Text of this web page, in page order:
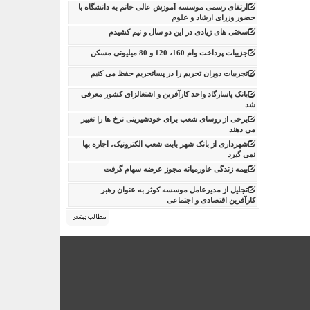
ارتقای رسمی موسسه آموزش عالی خاتم به دانشگاه با
حضور وزرای ارشاد و علوم
سختی های زیادی در این دو سال و نیم کشیدم
جزییات پرداخت وام 160، 120 و 80 میلیونی مسکن
تجربیات دوران تحریم را در پساتحریم حفظ می کنیم
بانک پاسارگاد واحد کارآفرین و اشتغالزای کشور معرفی
شد
برخی از روسای شعب برای خودشیرینی نرخ ها را تغییر
می دهند
شهرداری از بانک شهر بابت شعب الکترونیک، اجاره بها
نمی گیرد
بیمه زندگی خاورمیانه مجوز عرضه سهام گرفت
تجلیل از مدیرعامل موسسه کوثر به عنوان رهبر
کارآفرین اقتصادی و اجتماعی
مطالب بیشتر